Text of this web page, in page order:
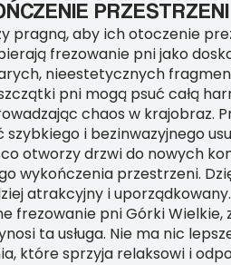
PRZESTRZENI
pragną, aby ich otoczenie
frezowanie pni jako
nieestetycznych
pni mogą psuć całą
chaos w krajobraz.
szybkiego i bezinwazyjnego
otworzy drzwi do nowych
wykończenia przestrzeni.
atrakcyjny i
frezowanie pni Górki Wielkie,
ta usługa. Nie ma nic
które sprzyja relaksowi i